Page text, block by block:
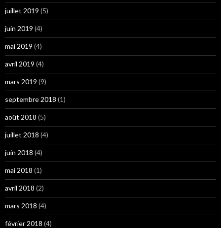
juillet 2019 (5)
juin 2019 (4)
mai 2019 (4)
avril 2019 (4)
mars 2019 (9)
septembre 2018 (1)
août 2018 (5)
juillet 2018 (4)
juin 2018 (4)
mai 2018 (1)
avril 2018 (2)
mars 2018 (4)
février 2018 (4)